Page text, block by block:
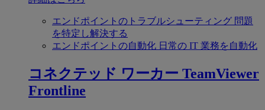
エンドポイントのトラブルシューティング 問題
を特定し解決する
エンドポイントの自動化 日常の IT 業務を自動化
コネクテッド ワーカー TeamViewer
Frontline